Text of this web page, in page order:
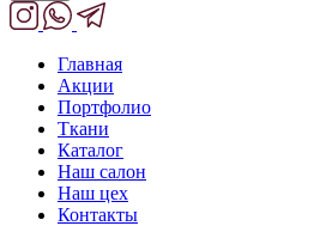
Главная
Акции
Портфолио
Ткани
Каталог
Наш салон
Наш цех
Контакты